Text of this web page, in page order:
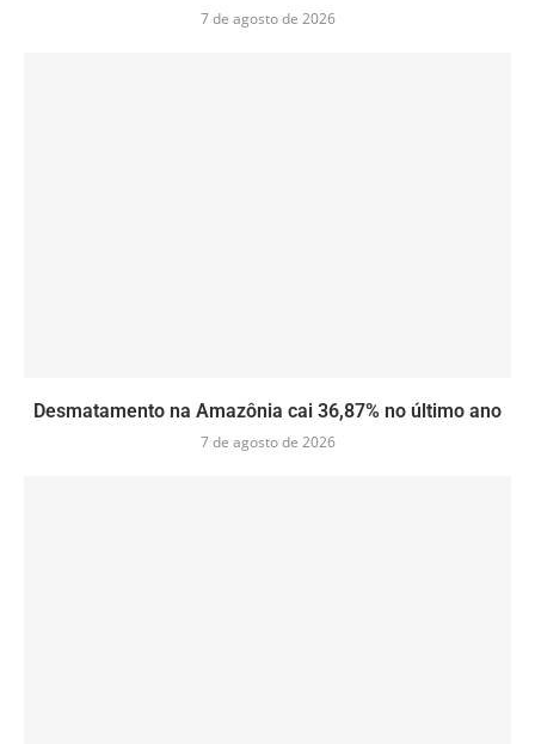
7 de agosto de 2026
Desmatamento na Amazônia cai 36,87% no último ano
7 de agosto de 2026